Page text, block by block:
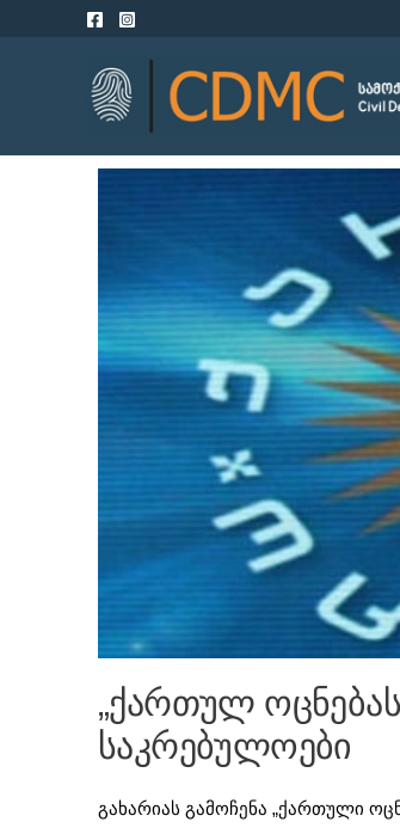
„ქართულ
საკრებულოები
გახარიას გამოჩენა „ქართული